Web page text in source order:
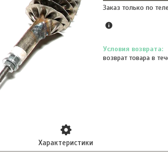
Заказ только по
возврат товара в
Характеристики